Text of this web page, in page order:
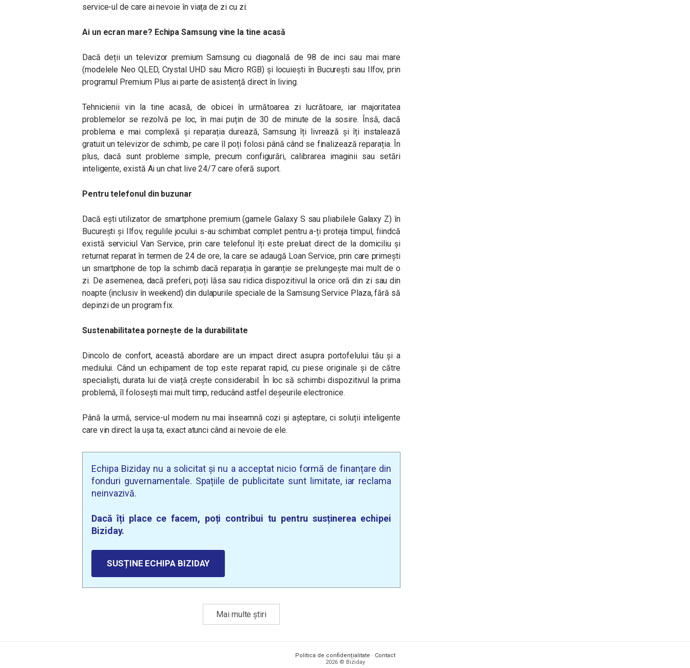
service-ul de care ai nevoie în viața de zi cu zi:
Ai un ecran mare? Echipa Samsung vine la tine acasă
Dacă deții un televizor premium Samsung cu diagonală de 98 de inci sau mai mare
(modelele Neo QLED, Crystal UHD sau Micro RGB) și locuiești în București sau Ilfov, prin
programul Premium Plus ai parte de asistență direct în living.
Tehnicienii vin la tine acasă, de obicei în următoarea zi lucrătoare, iar majoritatea
problemelor se rezolvă pe loc, în mai puțin de 30 de minute de la sosire. Însă, dacă
problema e mai complexă și reparația durează, Samsung îți livrează și îți instalează
gratuit un televizor de schimb, pe care îl poți folosi până când se finalizează reparația. În
plus, dacă sunt probleme simple, precum configurări, calibrarea imaginii sau setări
inteligente, există Ai un chat live 24/7 care oferă suport.
Pentru telefonul din buzunar
Dacă ești utilizator de smartphone premium (gamele Galaxy S sau pliabilele Galaxy Z) în
București și Ilfov, regulile jocului s-au schimbat complet pentru a-ți proteja timpul, fiindcă
există serviciul Van Service, prin care telefonul îți este preluat direct de la domiciliu și
returnat reparat în termen de 24 de ore, la care se adaugă Loan Service, prin care primești
un smartphone de top la schimb dacă reparația în garanție se prelungește mai mult de o
zi. De asemenea, dacă preferi, poți lăsa sau ridica dispozitivul la orice oră din zi sau din
noapte (inclusiv în weekend) din dulapurile speciale de la Samsung Service Plaza, fără să
depinzi de un program fix.
Sustenabilitatea pornește de la durabilitate
Dincolo de confort, această abordare are un impact direct asupra portofelului tău și a
mediului. Când un echipament de top este reparat rapid, cu piese originale și de către
specialiști, durata lui de viață crește considerabil. În loc să schimbi dispozitivul la prima
problemă, îl folosești mai mult timp, reducând astfel deșeurile electronice.
Până la urmă, service-ul modern nu mai înseamnă cozi și așteptare, ci soluții inteligente
care vin direct la ușa ta, exact atunci când ai nevoie de ele.
Echipa Biziday nu a solicitat și nu a acceptat nicio formă de finanțare din
fonduri guvernamentale. Spațiile de publicitate sunt limitate, iar reclama
neinvazivă.
Dacă îți place ce facem, poți contribui tu pentru susținerea echipei
Biziday.
SUSȚINE ECHIPA BIZIDAY
Mai multe știri
Politica de confidențialitate · Contact
2026 © Biziday